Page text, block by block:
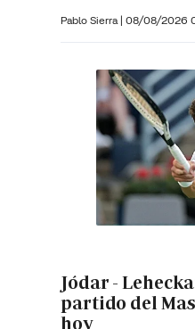
Pablo Sierra | 08/08/2026
Jódar -
partido del
hoy